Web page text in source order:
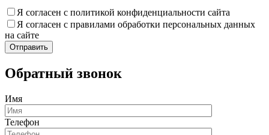
Я согласен с политикой конфиденциальности сайта
Я согласен с правилами обработки персональных данных
на сайте
Обратный звонок
Имя
Телефон